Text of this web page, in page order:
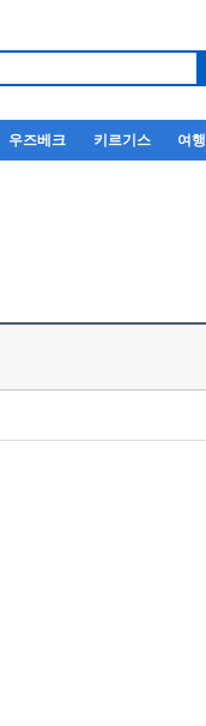
우즈베크 키르기스 여